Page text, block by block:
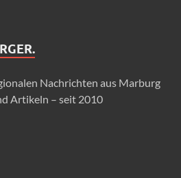
Nachrichten aus Marburg
Artikeln – seit 2010